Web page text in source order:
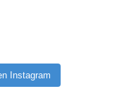
Instagram